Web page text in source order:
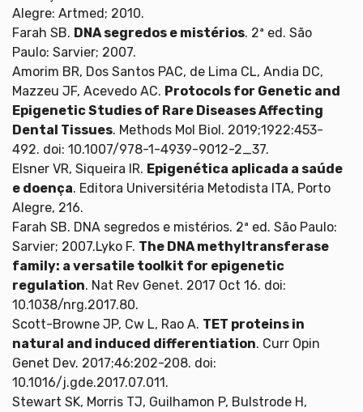
Alegre: Artmed; 2010.
Farah SB. DNA segredos e mistérios. 2ª ed. São
Paulo: Sarvier; 2007.
Amorim BR, Dos Santos PAC, de Lima CL, Andia DC,
Mazzeu JF, Acevedo AC. Protocols for Genetic and
Epigenetic Studies of Rare Diseases Affecting
Dental Tissues. Methods Mol Biol. 2019;1922:453-
492. doi: 10.1007/978-1-4939-9012-2_37.
Elsner VR, Siqueira IR. Epigenética aplicada a saúde
e doença. Editora Universitéria Metodista ITA, Porto
Alegre, 216.
Farah SB. DNA segredos e mistérios. 2ª ed. São Paulo:
Sarvier; 2007.Lyko F. The DNA methyltransferase
family: a versatile toolkit for epigenetic
regulation. Nat Rev Genet. 2017 Oct 16. doi:
10.1038/nrg.2017.80.
Scott-Browne JP, Cw L, Rao A. TET proteins in
natural and induced differentiation. Curr Opin
Genet Dev. 2017;46:202-208. doi:
10.1016/j.gde.2017.07.011.
Stewart SK, Morris TJ, Guilhamon P, Bulstrode H,